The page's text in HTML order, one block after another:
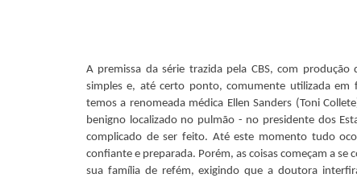
A premissa da série trazida pela CBS, com
simples e, até certo ponto, comumente utilizada em
temos a renomeada médica Ellen Sanders (Toni
benigno localizado no pulmão - no presidente dos
complicado de ser feito. Até este momento tudo
confiante e preparada. Porém, as coisas começam a se
sua família de refém, exigindo que a doutora